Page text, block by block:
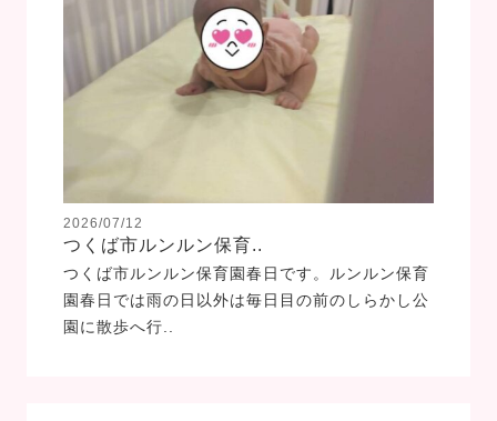
2026/07/12
つくば市ルンルン保育..
つくば市ルンルン保育園春日です。ルンルン保育
園春日では雨の日以外は毎日目の前のしらかし公
園に散歩へ行..